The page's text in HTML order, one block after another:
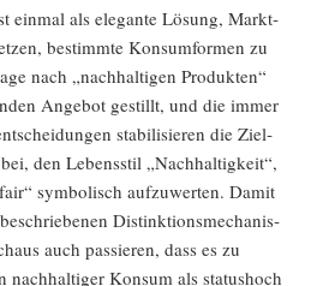
ein­mal als ele­gan­te Lösung, Markt­
bestimm­te Kon­sum­for­men zu
nach „nach­hal­ti­gen Pro­duk­ten“
Ange­bot gestillt, und die immer
sta­bi­li­sie­ren die Ziel­
den Lebens­stil „Nach­hal­tig­keit“,
sym­bo­lisch auf­zu­wer­ten. Damit
Distink­ti­ons­me­cha­nis­
auch pas­sie­ren, dass es zu
nach­hal­ti­ger Kon­sum als sta­tus­hoch